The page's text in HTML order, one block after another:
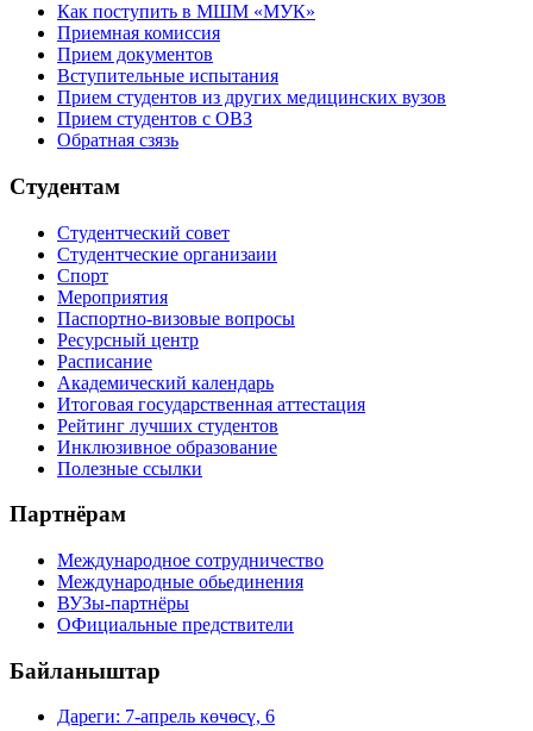
Как поступить в МШМ «МУК»
Приемная комиссия
Прием документов
Вступительные испытания
Прием студентов из других медицинских вузов
Прием студентов с ОВЗ
Обратная сзязь
Студентам
Студентческий совет
Студентческие организаии
Спорт
Мероприятия
Паспортно-визовые вопросы
Ресурсный центр
Расписание
Академический календарь
Итоговая государственная аттестация
Рейтинг лучших студентов
Инклюзивное образование
Полезные ссылки
Партнёрам
Международное сотрудничество
Международные обьединения
ВУЗы-партнёры
ОФициальные предствители
Байланыштар
Дареги: 7-апрель көчөсү, 6